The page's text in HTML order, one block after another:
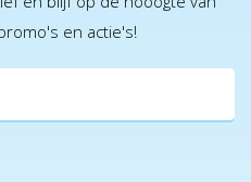
en actie's!